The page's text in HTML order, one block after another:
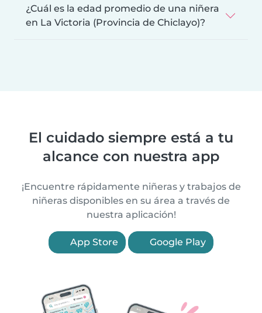
¿Cuál es la edad promedio de una niñera
en La Victoria (Provincia de Chiclayo)?
El cuidado siempre está a tu
alcance con nuestra app
¡Encuentre rápidamente niñeras y trabajos de
niñeras disponibles en su área a través de
nuestra aplicación!
App Store Google Play